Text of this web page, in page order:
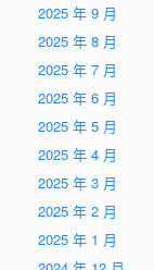
2025 年 9 月
2025 年 8 月
2025 年 7 月
2025 年 6 月
2025 年 5 月
2025 年 4 月
2025 年 3 月
2025 年 2 月
2025 年 1 月